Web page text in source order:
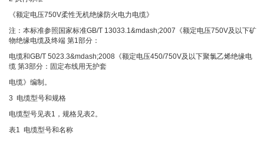
《额定电压750V柔性无机绝缘防火电力电缆》
注：本标准参照国家标准GB/T 13033.1&mdash;2007《额定电压750V及以下矿
物绝缘电缆及终端 第1部分：
电缆和GB/T 5023.3&mdash;2008《额定电压450/750V及以下聚氯乙烯绝缘电
缆 第3部分：固定布线用无护套
电缆》编制。
3 电缆型号和规格
电缆型号见表1，规格见表2。
表1 电缆型号和名称